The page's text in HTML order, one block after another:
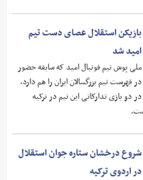
بازیکن استقلال عصای دست تیم
امید شد
ملی پوش تیم فوتبال امید که سابقه حضور
در فهرست تیم بزرگسالان ایران را هم دارد،
در دو بازی تدارکاتی این تیم در ترکیه
شروع درخشان ستاره جوان استقلال
در اردوی ترکیه